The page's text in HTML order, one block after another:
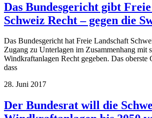
Das Bundesgericht gibt
Schweiz Recht – gegen die
Das Bundesgericht hat Freie Landschaft
Zugang zu Unterlagen im Zusammenhang mit
Windkraftanlagen Recht gegeben. Das oberste
dass
28. Juni 2017
Der Bundesrat will die